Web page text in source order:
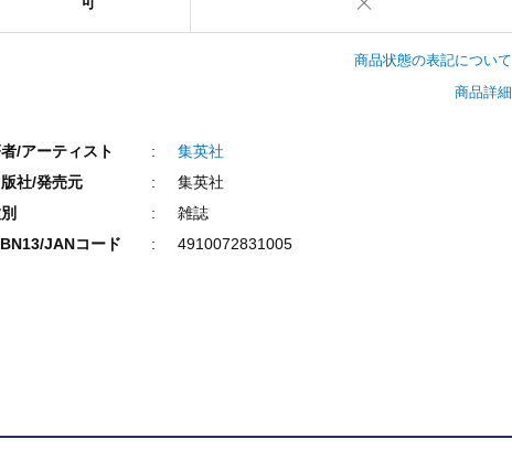
商品状態の表記について
商品詳細
/アーティスト
集英社
社/発売元
集英社
雑誌
JANコード
4910072831005